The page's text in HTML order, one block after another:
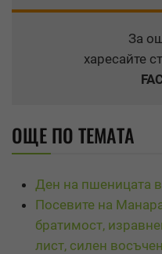
За
харесайте
ОЩЕ ПО ТЕМАТА
Ден на пшеницата
Посевите на
братимост,
лист, силен